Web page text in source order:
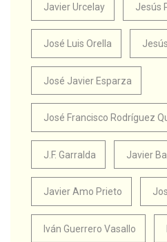
Javier Urcelay Jesús
José Luis Orella
José Javier Esparza
José Francisco Rodríguez
J.F. Garralda Javier
Javier Amo Prieto
Iván Guerrero Vasallo